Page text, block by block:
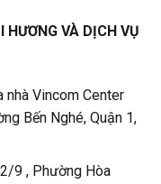
VÀ DỊCH VỤ
nhà Vincom Center
Bến Nghé, Quận 1,
9 , Phường Hòa